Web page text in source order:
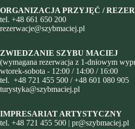
ORGANIZACJA PRZYJĘĆ /
tel. +48 661 650 200
rezerwacje@szybmaciej.pl
ZWIEDZANIE SZYBU MACIEJ
(wymagana rezerwacja z 1-dniowym
wtorek-sobota - 12:00 / 14:00 / 16:00
tel. +48 721 455 500 /+48 601 080 905
turystyka@szybmaciej.pl
IMPRESARIAT ARTYSTYCZNY
tel. +48 721 455 500 | pr@szybmaciej.pl